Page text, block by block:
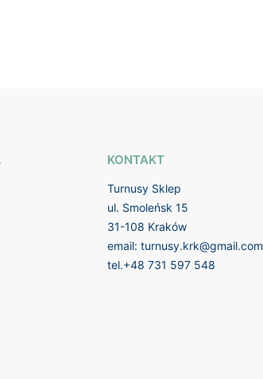
KONTAKT
Turnusy Sklep
ul. Smoleńsk 15
31-108 Kraków
email: turnusy.krk@gmail.com
tel.+48 731 597 548